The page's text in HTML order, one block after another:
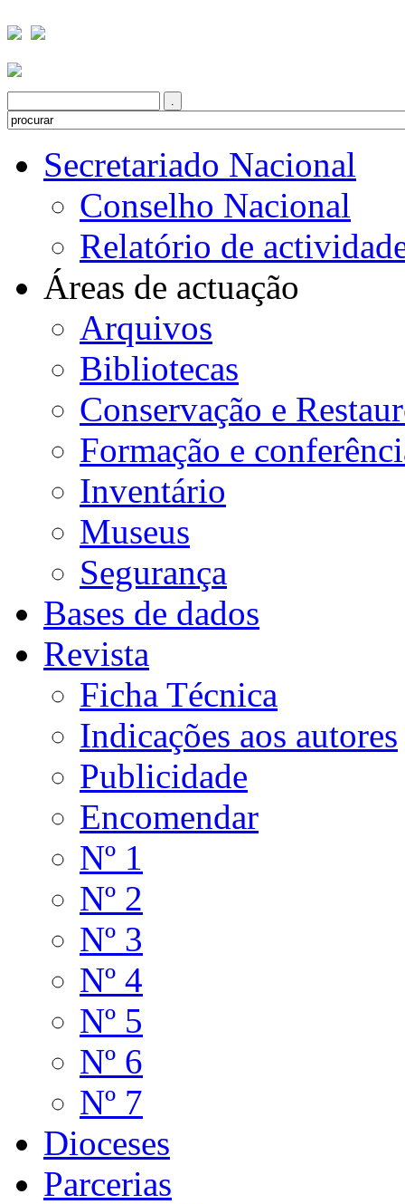
Secretariado Nacional
Conselho Nacional
Relatório de
Áreas de actuação
Arquivos
Bibliotecas
Conservação e
Formação e
Inventário
Museus
Segurança
Bases de dados
Revista
Ficha Técnica
Indicações aos autores
Publicidade
Encomendar
Nº 1
Nº 2
Nº 3
Nº 4
Nº 5
Nº 6
Nº 7
Dioceses
Parcerias